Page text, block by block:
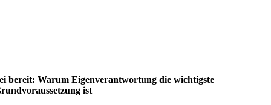
bereit: Warum Eigenverantwortung die wichtigste
ist